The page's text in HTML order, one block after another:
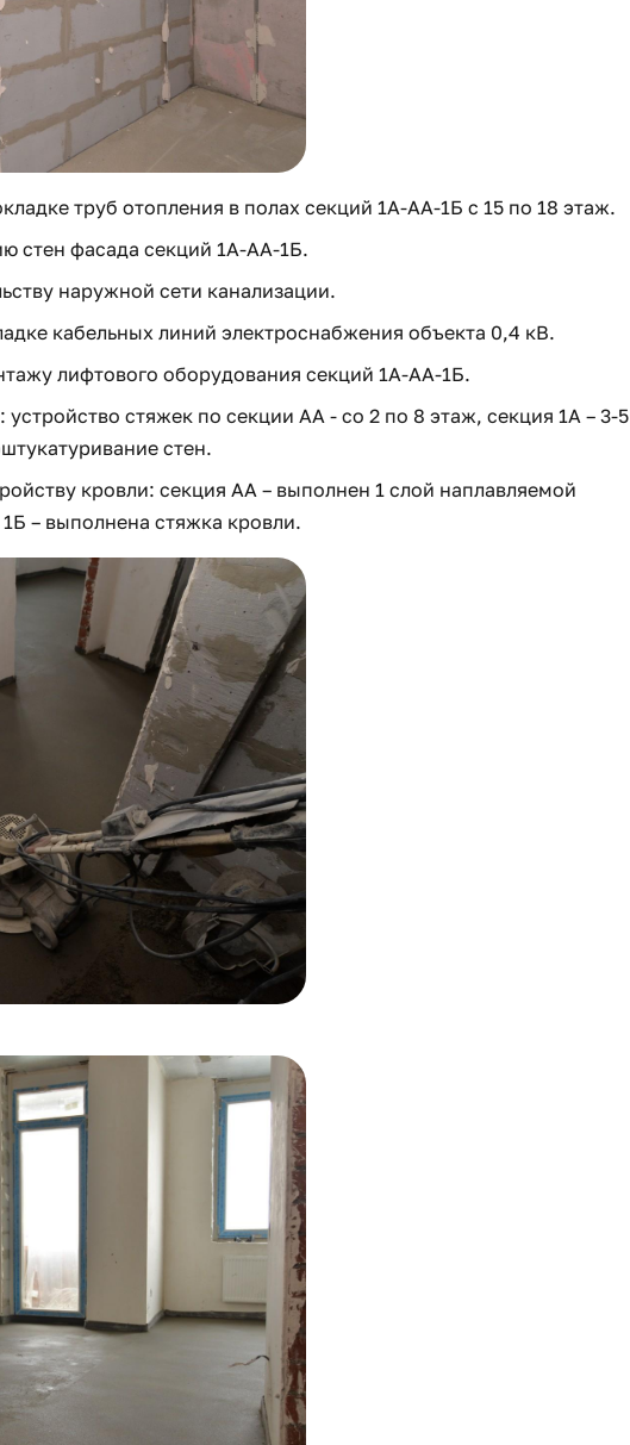
труб отопления в полах секций 1А-АА-1Б с 15 по 18 этаж.
стен фасада секций 1А-АА-1Б.
наружной сети канализации.
кабельных линий электроснабжения объекта 0,4 кВ.
лифтового оборудования секций 1А-АА-1Б.
стяжек по секции АА - со 2 по 8 этаж, секция 1А – 3-5
стен.
кровли: секция АА – выполнен 1 слой наплавляемой
– выполнена стяжка кровли.